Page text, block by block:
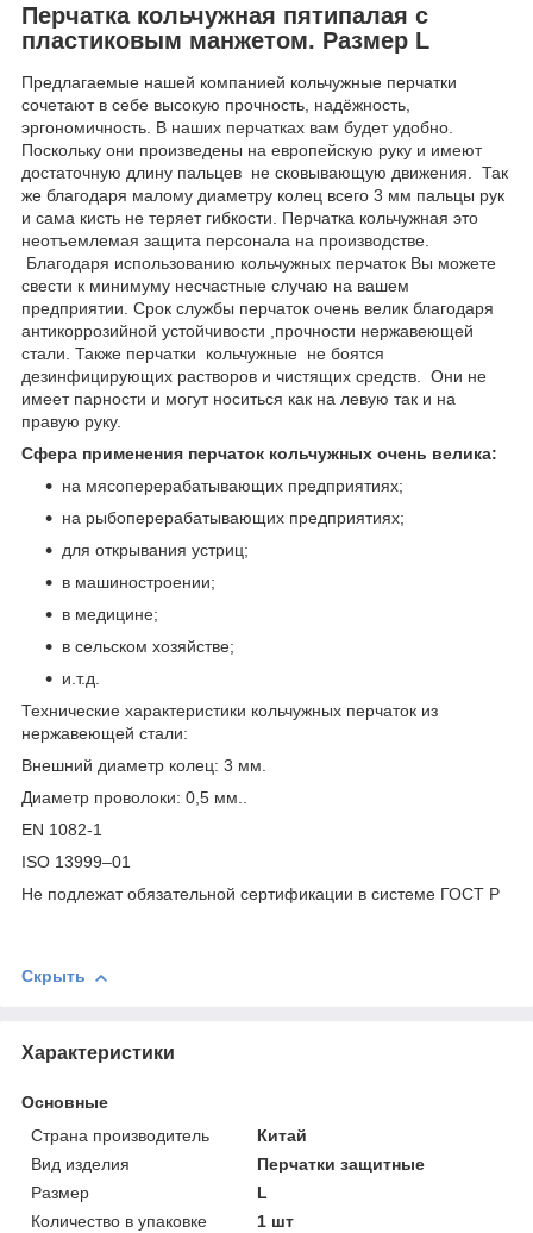
Перчатка кольчужная пятипалая с
пластиковым манжетом. Размер L
Предлагаемые нашей компанией кольчужные перчатки
сочетают в себе высокую прочность, надёжность,
эргономичность. В наших перчатках вам будет удобно.
Поскольку они произведены на европейскую руку и имеют
достаточную длину пальцев не сковывающую движения. Так
же благодаря малому диаметру колец всего 3 мм пальцы рук
и сама кисть не теряет гибкости. Перчатка кольчужная это
неотъемлемая защита персонала на производстве.
Благодаря использованию кольчужных перчаток Вы можете
свести к минимуму несчастные случаю на вашем
предприятии. Срок службы перчаток очень велик благодаря
антикоррозийной устойчивости ,прочности нержавеющей
стали. Также перчатки кольчужные не боятся
дезинфицирующих растворов и чистящих средств. Они не
имеет парности и могут носиться как на левую так и на
правую руку.
Сфера применения перчаток кольчужных очень велика:
на мясоперерабатывающих предприятиях;
на рыбоперерабатывающих предприятиях;
для открывания устриц;
в машиностроении;
в медицине;
в сельском хозяйстве;
и.т.д.
Технические характеристики кольчужных перчаток из
нержавеющей стали:
Внешний диаметр колец: 3 мм.
Диаметр проволоки: 0,5 мм..
EN 1082-1
ISO 13999–01
Не подлежат обязательной сертификации в системе ГОСТ Р
Скрыть
Характеристики
Основные
Страна производитель
Китай
Вид изделия
Перчатки защитные
Размер
L
Количество в упаковке
1 шт